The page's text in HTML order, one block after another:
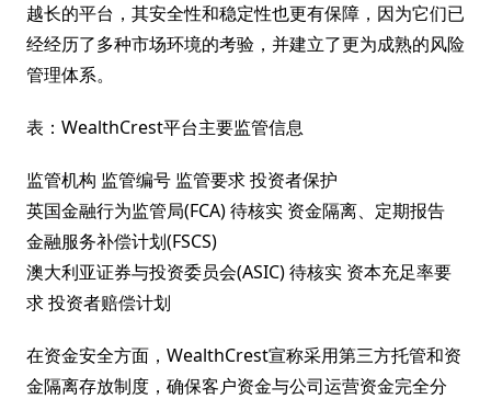
越长的平台，其安全性和稳定性也更有保障，因为它们已
经经历了多种市场环境的考验，并建立了更为成熟的风险
管理体系。
表：WealthCrest平台主要监管信息
监管机构 监管编号 监管要求 投资者保护
英国金融行为监管局(FCA) 待核实 资金隔离、定期报告
金融服务补偿计划(FSCS)
澳大利亚证券与投资委员会(ASIC) 待核实 资本充足率要
求 投资者赔偿计划
在资金安全方面，WealthCrest宣称采用第三方托管和资
金隔离存放制度，确保客户资金与公司运营资金完全分